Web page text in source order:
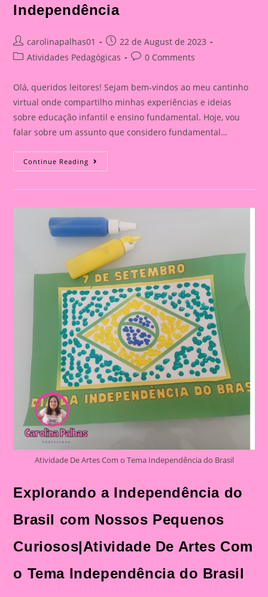
Independência
Post
author:
carolinapalhas01
Post
published:
22 de August de 2023
PostAtividades Pedagógicas
Post0 Comments
Olá, queridos leitores! Sejam bem-vindos ao meu cantinho
virtual onde compartilho minhas experiências e ideias
sobre educação infantil e ensino fundamental. Hoje, vou
falar sobre um assunto que considero fundamental…
Continue Reading Explorando
A
Do
Pequenos
Curiosos|Atividade
Dia
Da
Independência
Brasil|Chocalho
Da
Independência
Atividade De Artes Com o Tema Independência do Brasil
Explorando a Independência do
Brasil com Nossos Pequenos
Curiosos|Atividade De Artes Com
o Tema Independência do Brasil